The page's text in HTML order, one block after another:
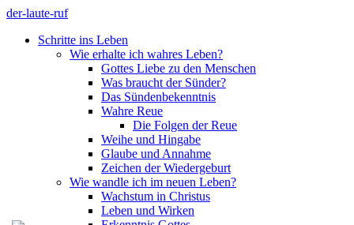
Zum
springen
der-laute-ruf
Schritte ins Leben
Wie erhalte ich wahres Leben?
Gottes Liebe zu den Menschen
Was braucht der Sünder?
Das Sündenbekenntnis
Wahre Reue
Die Folgen der Reue
Weihe und Hingabe
Glaube und Annahme
Zeichen der Wiedergeburt
Wie wandle ich im neuen Leben?
Wachstum in Christus
Leben und Wirken